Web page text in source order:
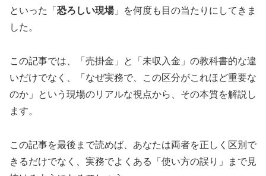
といった「 恐ろしい現場」を何度も目の当たりにしてきま
した。
この記事では、「売掛金」と「未収入金」の教科書的な違
いだけでなく、「なぜ実務で、この区分がこれほど重要な
のか」という現場のリアルな視点から、その本質を解説し
ます。
この記事を最後まで読めば、あなたは両者を正しく区別で
きるだけでなく、実務でよくある「使い方の誤り」まで見